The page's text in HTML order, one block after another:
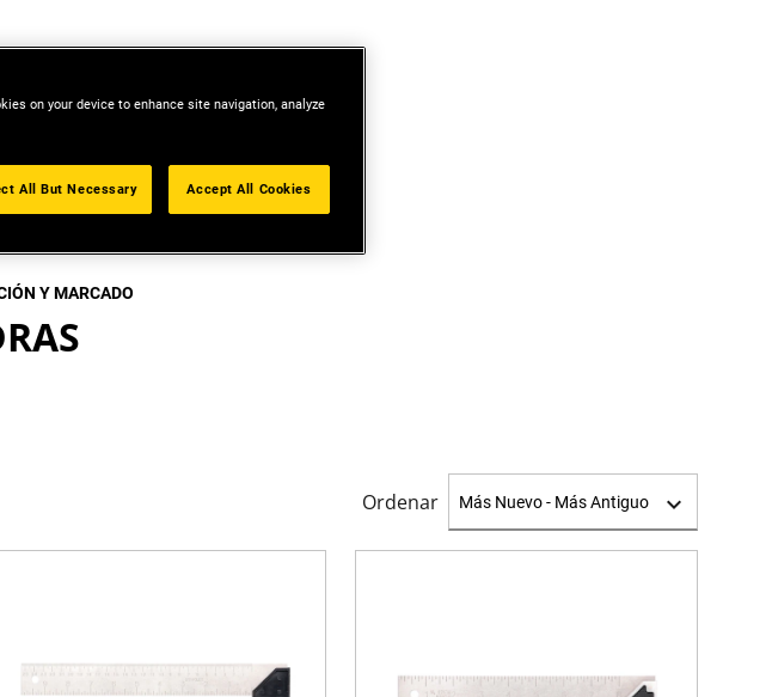
Y MARCADO
Ordenar
on your device to enhance site navigation, analyze
All But Necessary Accept All Cookies